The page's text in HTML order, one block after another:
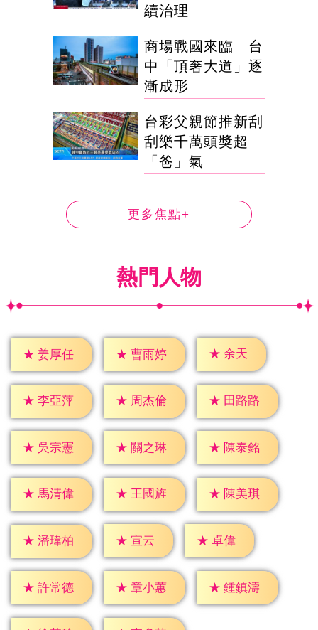
續治理
商場戰國來臨 台
中「頂奢大道」逐
漸成形
台彩父親節推新刮
刮樂千萬頭獎超
「爸」氣
更多焦點+
熱門人物
★ 姜厚任 ★ 曹雨婷 ★ 余天
★ 李亞萍 ★ 周杰倫 ★ 田路路
★ 吳宗憲 ★ 關之琳 ★ 陳泰銘
★ 馬清偉 ★ 王國旌 ★ 陳美琪
★ 潘瑋柏 ★ 宣云 ★ 卓偉
★ 許常德 ★ 章小蕙 ★ 鍾鎮濤